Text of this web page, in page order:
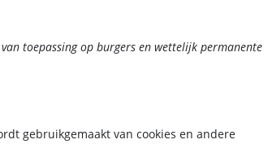
toepassing op burgers en wettelijk permanente
gebruikgemaakt van cookies en andere